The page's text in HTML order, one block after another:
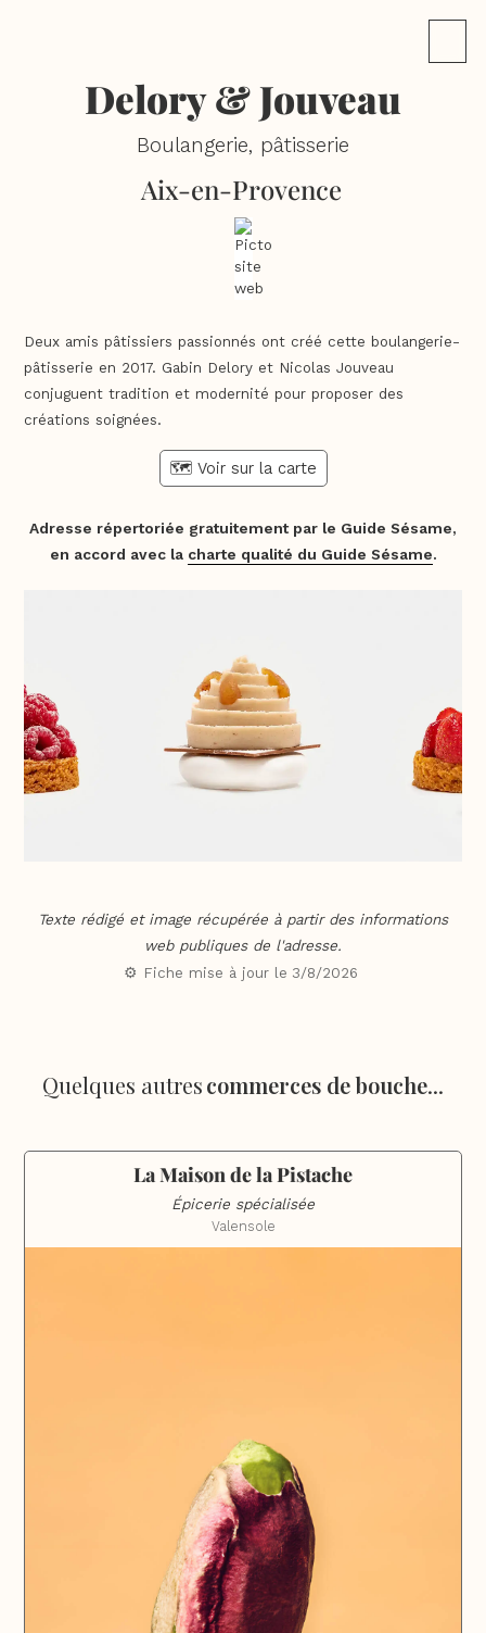
Delory & Jouveau
Boulangerie, pâtisserie
Aix-en-Provence
Deux amis pâtissiers passionnés ont créé cette boulangerie-
pâtisserie en 2017. Gabin Delory et Nicolas Jouveau
conjuguent tradition et modernité pour proposer des
créations soignées.
🗺️ Voir sur la carte
Adresse répertoriée gratuitement par le Guide Sésame,
en accord avec la charte qualité du Guide Sésame.
Texte rédigé et image récupérée à partir des informations
web publiques de l'adresse.
⚙️ Fiche mise à jour le 3/8/2026
Quelques autrescommerces de bouche...
La Maison de la Pistache
Épicerie spécialisée
Valensole